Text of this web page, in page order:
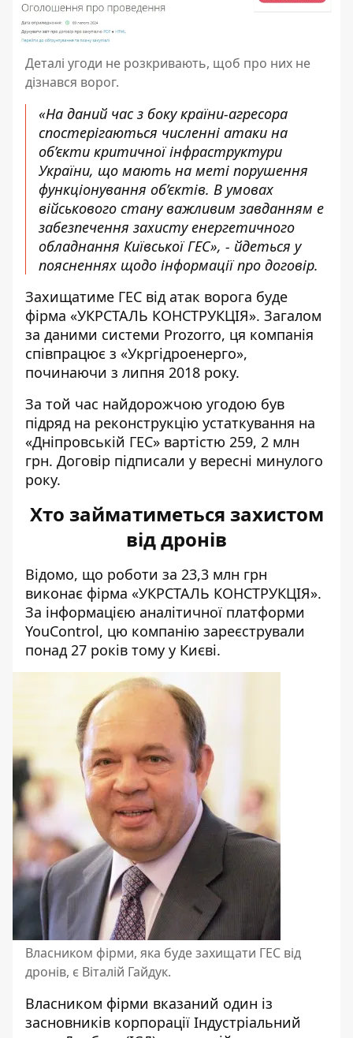
Деталі угоди не розкривають, щоб про них не
дізнався ворог.
«На даний час з боку країни-агресора
спостерігаються численні атаки на
об’єкти критичної інфраструктури
України, що мають на меті порушення
функціонування об’єктів. В умовах
військового стану важливим завданням е
забезпечення захисту енергетичного
обладнання Київської ГЕС», - йдеться у
поясненнях щодо інформації про договір.
Захищатиме ГЕС від атак ворога буде
фірма «УКРСТАЛЬ КОНСТРУКЦІЯ». Загалом
за даними системи Prozorro, ця компанія
співпрацює з «Укргідроенерго»,
починаючи з липня 2018 року.
За той час найдорожчою угодою був
підряд на реконструкцію устаткування на
«Дніпровській ГЕС» вартістю 259, 2 млн
грн. Договір підписали у вересні минулого
року.
Хто займатиметься захистом
від дронів
Відомо, що роботи за 23,3 млн грн
виконає фірма «УКРСТАЛЬ КОНСТРУКЦІЯ».
За інформацією аналітичної платформи
YouControl, цю компанію зареєстрували
понад 27 років тому у Києві.
Власником фірми, яка буде захищати ГЕС від
дронів, є Віталій Гайдук.
Власником фірми вказаний один із
засновників корпорації Індустріальний